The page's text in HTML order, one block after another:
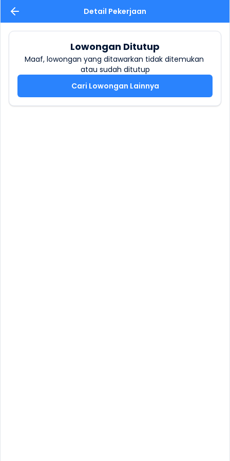
Detail Pekerjaan
Lowongan Ditutup
Maaf, lowongan yang ditawarkan tidak ditemukan
atau sudah ditutup
Cari Lowongan Lainnya